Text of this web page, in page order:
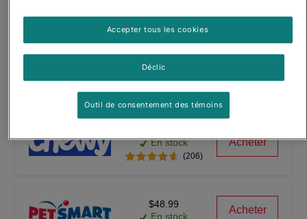
Purinaᴹᴰ Pro Planᴹᴰ
En stock
(206)
Acheter
$48.99
En stock
Acheter
Déclic
Accepter tous les cookies
Outil de consentement des témoins